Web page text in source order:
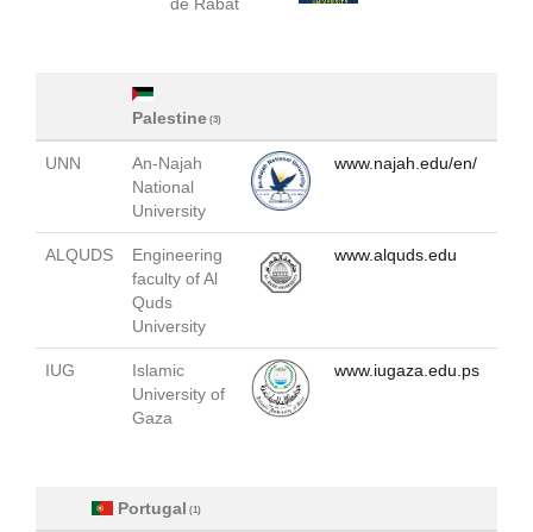
Palestine (3)
UNN
An-Najah
National
University
www.najah.edu/en/
ALQUDS
Engineering
faculty of Al
Quds
University
www.alquds.edu
IUG
Islamic
University of
Gaza
www.iugaza.edu.ps
Portugal (1)